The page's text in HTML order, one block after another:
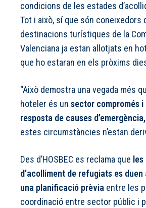
condicions de les estades
Tot i això, sí que són coneixedors
destinacions turístiques de la
Valenciana ja estan allotjats en
que ho estaran en els pròxims
“Això demostra una vegada més
hoteler és un sector compromés i
resposta de causes d’emergència,
estes circumstàncies n’estan
Des d’HOSBEC es reclama que
d’acolliment de refugiats es duen
una planificació prèvia entre les
coordinació entre sector públic i